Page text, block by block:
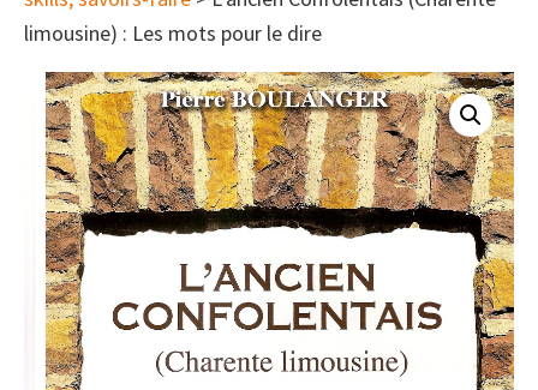
limousine) : Les mots pour le dire